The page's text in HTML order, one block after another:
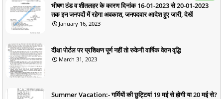
भीषण ठंड व शीतलहर के कारण दिनांक 16-01-2023 से 20-01-2023
तक इन जनपदों में रहेगा अवकाश, जनपदवार आदेश हुए जारी, देखें
January 16, 2023
दीक्षा पोर्टल पर प्रशिक्षण पूर्ण नहीं तो रुकेगी वार्षिक वेतन वृद्धि
March 31, 2023
Summer Vacation:- गर्मियों की छुट्टियां 19 मई से होगी या 20 मई से?